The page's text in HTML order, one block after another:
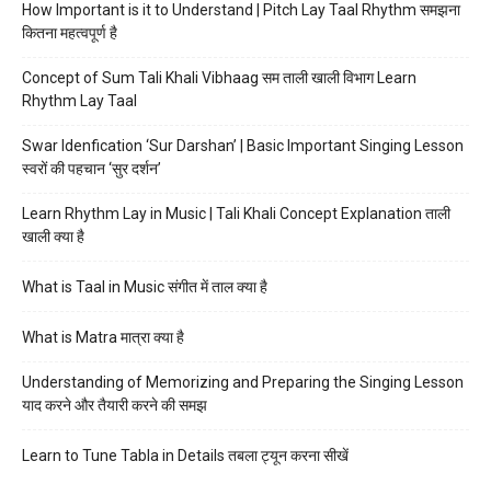
How Important is it to Understand | Pitch Lay Taal Rhythm समझना
कितना महत्वपूर्ण है
Concept of Sum Tali Khali Vibhaag सम ताली खाली विभाग Learn
Rhythm Lay Taal
Swar Idenfication ‘Sur Darshan’ | Basic Important Singing Lesson
स्वरों की पहचान ‘सुर दर्शन’
Learn Rhythm Lay in Music | Tali Khali Concept Explanation ताली
खाली क्या है
What is Taal in Music संगीत में ताल क्या है
What is Matra मात्रा क्या है
Understanding of Memorizing and Preparing the Singing Lesson
याद करने और तैयारी करने की समझ
Learn to Tune Tabla in Details तबला ट्यून करना सीखें